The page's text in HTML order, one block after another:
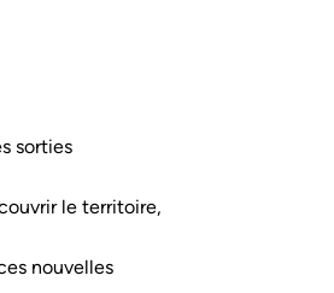
sorties
le territoire,
nouvelles